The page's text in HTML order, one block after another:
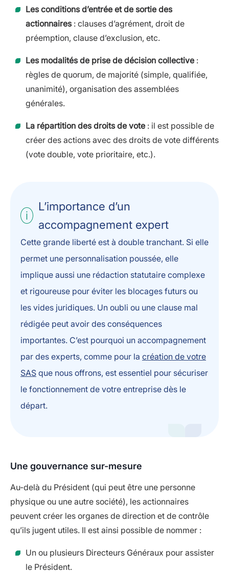
Les conditions d’entrée et de sortie des
actionnaires: clauses d’agrément, droit de
préemption, clause d’exclusion, etc.
Les modalités de prise de décision collective :
règles de quorum, de majorité (simple, qualifiée,
unanimité), organisation des assemblées
générales.
La répartition des droits de vote : il est possible de
créer des actions avec des droits de vote différents
(vote double, vote prioritaire, etc.).
L’importance d’un
accompagnement expert
Cette grande liberté est à double tranchant. Si elle
permet une personnalisation poussée, elle
implique aussi une rédaction statutaire complexe
et rigoureuse pour éviter les blocages futurs ou
les vides juridiques. Un oubli ou une clause mal
rédigée peut avoir des conséquences
importantes. C’est pourquoi un accompagnement
par des experts, comme pour la création de votre
SAS que nous offrons, est essentiel pour sécuriser
le fonctionnement de votre entreprise dès le
départ.
Une gouvernance sur-mesure
Au-delà du Président (qui peut être une personne
physique ou une autre société), les actionnaires
peuvent créer les organes de direction et de contrôle
qu’ils jugent utiles. Il est ainsi possible de nommer :
Un ou plusieurs Directeurs Généraux pour assister
le Président.